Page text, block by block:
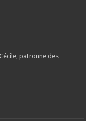
patronne des